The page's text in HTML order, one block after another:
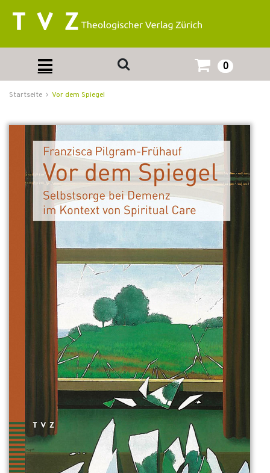
0
Startseite Vor dem Spiegel